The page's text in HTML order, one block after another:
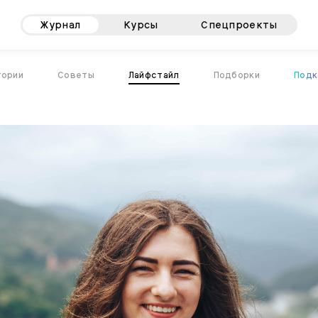
Журнал Курсы Спецпроекты
Советы Лайфстайл Подборки